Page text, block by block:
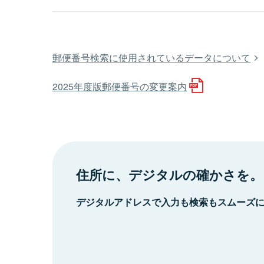
郵便番号検索に使用されているデータについて
2025年度版郵便番号の変更案内
住所に、デジタルの確かさを。
デジタルアドレスで入力も検索もスムーズ